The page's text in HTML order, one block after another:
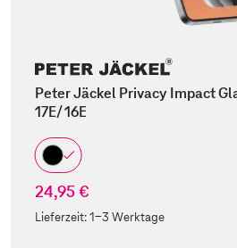
Peter Jäckel Privacy Impact
17E/ 16E
24,95 €
Lieferzeit:1-3 Werktage